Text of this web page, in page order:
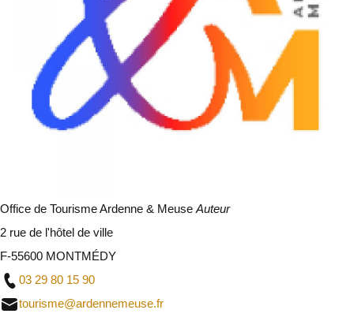
Office de Tourisme Ardenne & Meuse Auteur
2 rue de l'hôtel de ville
F-55600 MONTMÉDY
03 29 80 15 90
tourisme@ardennemeuse.fr